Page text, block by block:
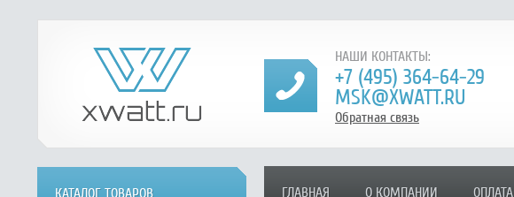
НАШИ КОНТАКТЫ:
+7 (495) 364-64-29
MSK@XWATT.RU
Обратная связь
ГЛАВНАЯ О КОМПАНИИ ОПЛАТА
КАТАЛОГ ТОВАРОВ